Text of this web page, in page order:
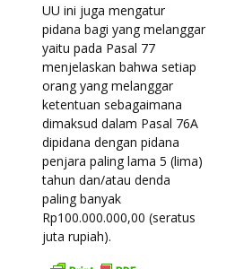
UU ini juga mengatur
pidana bagi yang melanggar
yaitu pada Pasal 77
menjelaskan bahwa setiap
orang yang melanggar
ketentuan sebagaimana
dimaksud dalam Pasal 76A
dipidana dengan pidana
penjara paling lama 5 (lima)
tahun dan/atau denda
paling banyak
Rp100.000.000,00 (seratus
juta rupiah).